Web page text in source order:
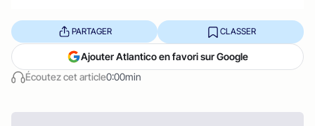
Écoutez cet article0:00min
PARTAGER CLASSER
Ajouter Atlantico en favori sur Google